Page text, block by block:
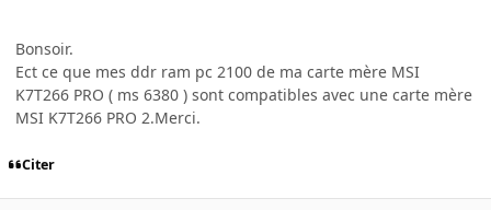
Bonsoir.
Ect ce que mes ddr ram pc 2100 de ma carte mère MSI
K7T266 PRO ( ms 6380 ) sont compatibles avec une carte mère
MSI K7T266 PRO 2.Merci.
Citer